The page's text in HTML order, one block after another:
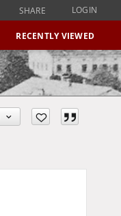
SHARE LOGIN
RECENTLY VIEWED